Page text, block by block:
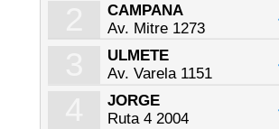
CAMPANA
Av. Mitre 1273
ULMETE
Av. Varela 1151
JORGE
Ruta 4 2004